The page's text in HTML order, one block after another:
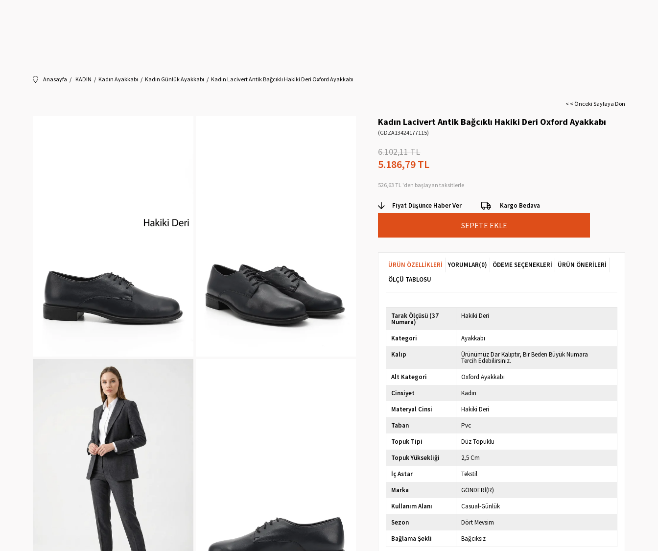
Anasayfa KADIN Kadın Ayakkabı Kadın Günlük Ayakkabı Kadın Lacivert Antik Bağcıklı Hakiki Deri Oxford Ayakkabı
< < Önceki Sayfaya Dön
Kadın Lacivert Antik Bağcıklı Hakiki Deri Oxford Ayakkabı
(GDZA13424177115)
6.102,11 TL
5.186,79 TL
526,63 TL 'den başlayan taksitlerle
Fiyat Düşünce Haber Ver Kargo Bedava
ÜRÜN ÖZELLIKLERI YORUMLAR(0) ÖDEME SEÇENEKLERI
ÜRÜN ÖNERILERI
ÖLÇÜ TABLOSU
Tarak Ölçüsü (37
Numara)
Hakiki Deri
Kategori
Ayakkabı
Kalıp
Ürünümüz Dar Kalıptır, Bir Beden Büyük Numara
Tercih Edebilirsiniz.
Alt Kategori
Oxford Ayakkabı
Cinsiyet
Kadın
Materyal Cinsi
Hakiki Deri
Taban
Pvc
Topuk Tipi
Düz Topuklu
Topuk Yüksekliği
2,5 Cm
İç Astar
Tekstil
Marka
GÖNDERİ(R)
Kullanım Alanı
Casual-Günlük
Sezon
Dört Mevsim
Bağlama Şekli
Bağcıksız